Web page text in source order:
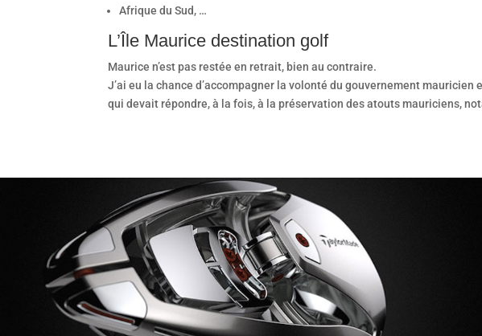
Afrique du Sud, …
L’Île Maurice destination golf
Maurice n’est pas restée en retrait, bien au contraire.
J’ai eu la chance d’accompagner la volonté du gouvernement
qui devait répondre, à la fois, à la préservation des atouts mauriciens,